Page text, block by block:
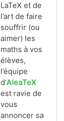
LaTeX et de
l’art de faire
souffrir (ou
aimer) les
maths à vos
élèves,
l’équipe
d’AleaTeX
est ravie de
vous
annoncer sa